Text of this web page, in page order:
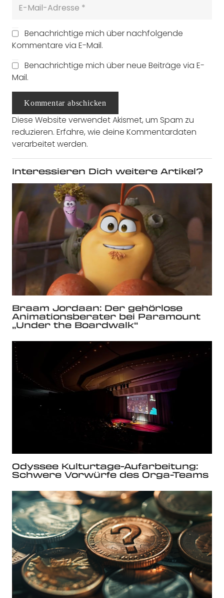
Benachrichtige mich über nachfolgende
Kommentare via E-Mail.
Benachrichtige mich über neue Beiträge via E-
Mail.
Kommentar abschicken
Diese Website verwendet Akismet, um Spam zu
reduzieren. Erfahre, wie deine Kommentardaten
verarbeitet werden.
Interessieren Dich weitere Artikel?
Braam Jordaan: Der gehörlose
Animationsberater bei Paramount
„Under the Boardwalk“
Odyssee Kulturtage-Aufarbeitung:
Schwere Vorwürfe des Orga-Teams